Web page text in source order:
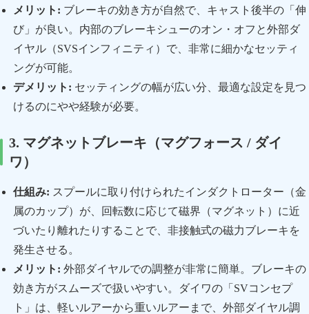
メリット: ブレーキの効き方が自然で、キャスト後半の「伸
び」が良い。内部のブレーキシューのオン・オフと外部ダ
イヤル（SVSインフィニティ）で、非常に細かなセッティ
ングが可能。
デメリット: セッティングの幅が広い分、最適な設定を見つ
けるのにやや経験が必要。
3. マグネットブレーキ（マグフォース / ダイ
ワ）
仕組み: スプールに取り付けられたインダクトローター（金
属のカップ）が、回転数に応じて磁界（マグネット）に近
づいたり離れたりすることで、非接触式の磁力ブレーキを
発生させる。
メリット: 外部ダイヤルでの調整が非常に簡単。ブレーキの
効き方がスムーズで扱いやすい。ダイワの「SVコンセプ
ト」は、軽いルアーから重いルアーまで、外部ダイヤル調